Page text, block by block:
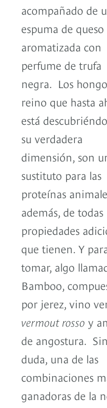
acompañado de
espuma de queso
aromatizada con
perfume de trufa
negra. Los
reino que hasta
está
su verdadera
dimensión, son
sustituto para las
proteínas
además, de todas
propiedades
que tienen. Y
tomar, algo
Bamboo,
por jerez, vino
vermout rosso y
de angostura. Sin
duda, una de las
combinaciones
ganadoras de la